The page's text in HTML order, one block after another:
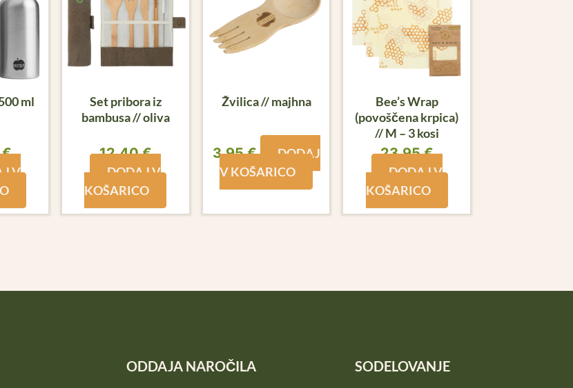
ml
€
V
Set pribora iz
bambusa // oliva
12,40€
DODAJ V
KOŠARICO
Žvilica // majhna
3,95€
DODAJ
V KOŠARICO
Bee’s Wrap
(povoščena krpica)
// M – 3 kosi
23,95€
DODAJ V
KOŠARICO
ODDAJA NAROČILA SODELOVANJE